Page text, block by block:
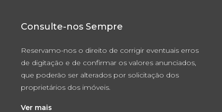
Consulte-nos Sempre
Reservamo-nos o direito de corrigir eventuais erros
de digitação e de confirmar os valores anunciados,
que poderão ser alterados por solicitação dos
proprietários dos imóveis.
Ver mais